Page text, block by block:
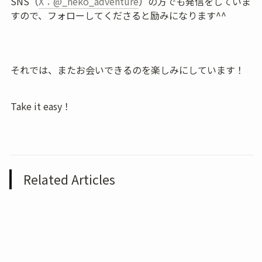
すので、フォローしてくださると励みになります^^
それでは、またお会いできるのを楽しみにしています！
Take it easy！
Related Articles